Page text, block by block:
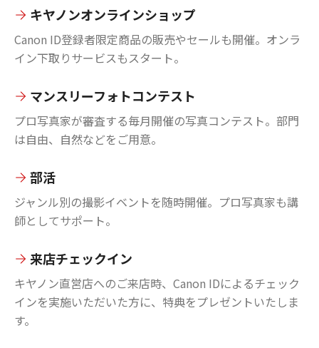
キヤノンオンラインショップ
Canon ID登録者限定商品の販売やセールも開催。オンラ
イン下取りサービスもスタート。
マンスリーフォトコンテスト
プロ写真家が審査する毎月開催の写真コンテスト。部門
は自由、自然などをご用意。
部活
ジャンル別の撮影イベントを随時開催。プロ写真家も講
師としてサポート。
来店チェックイン
キヤノン直営店へのご来店時、Canon IDによるチェック
インを実施いただいた方に、特典をプレゼントいたしま
す。